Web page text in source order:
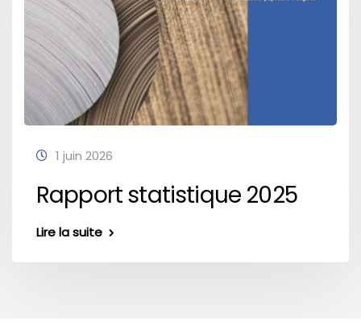
1 juin 2026
Rapport statistique 2025
Lire la suite